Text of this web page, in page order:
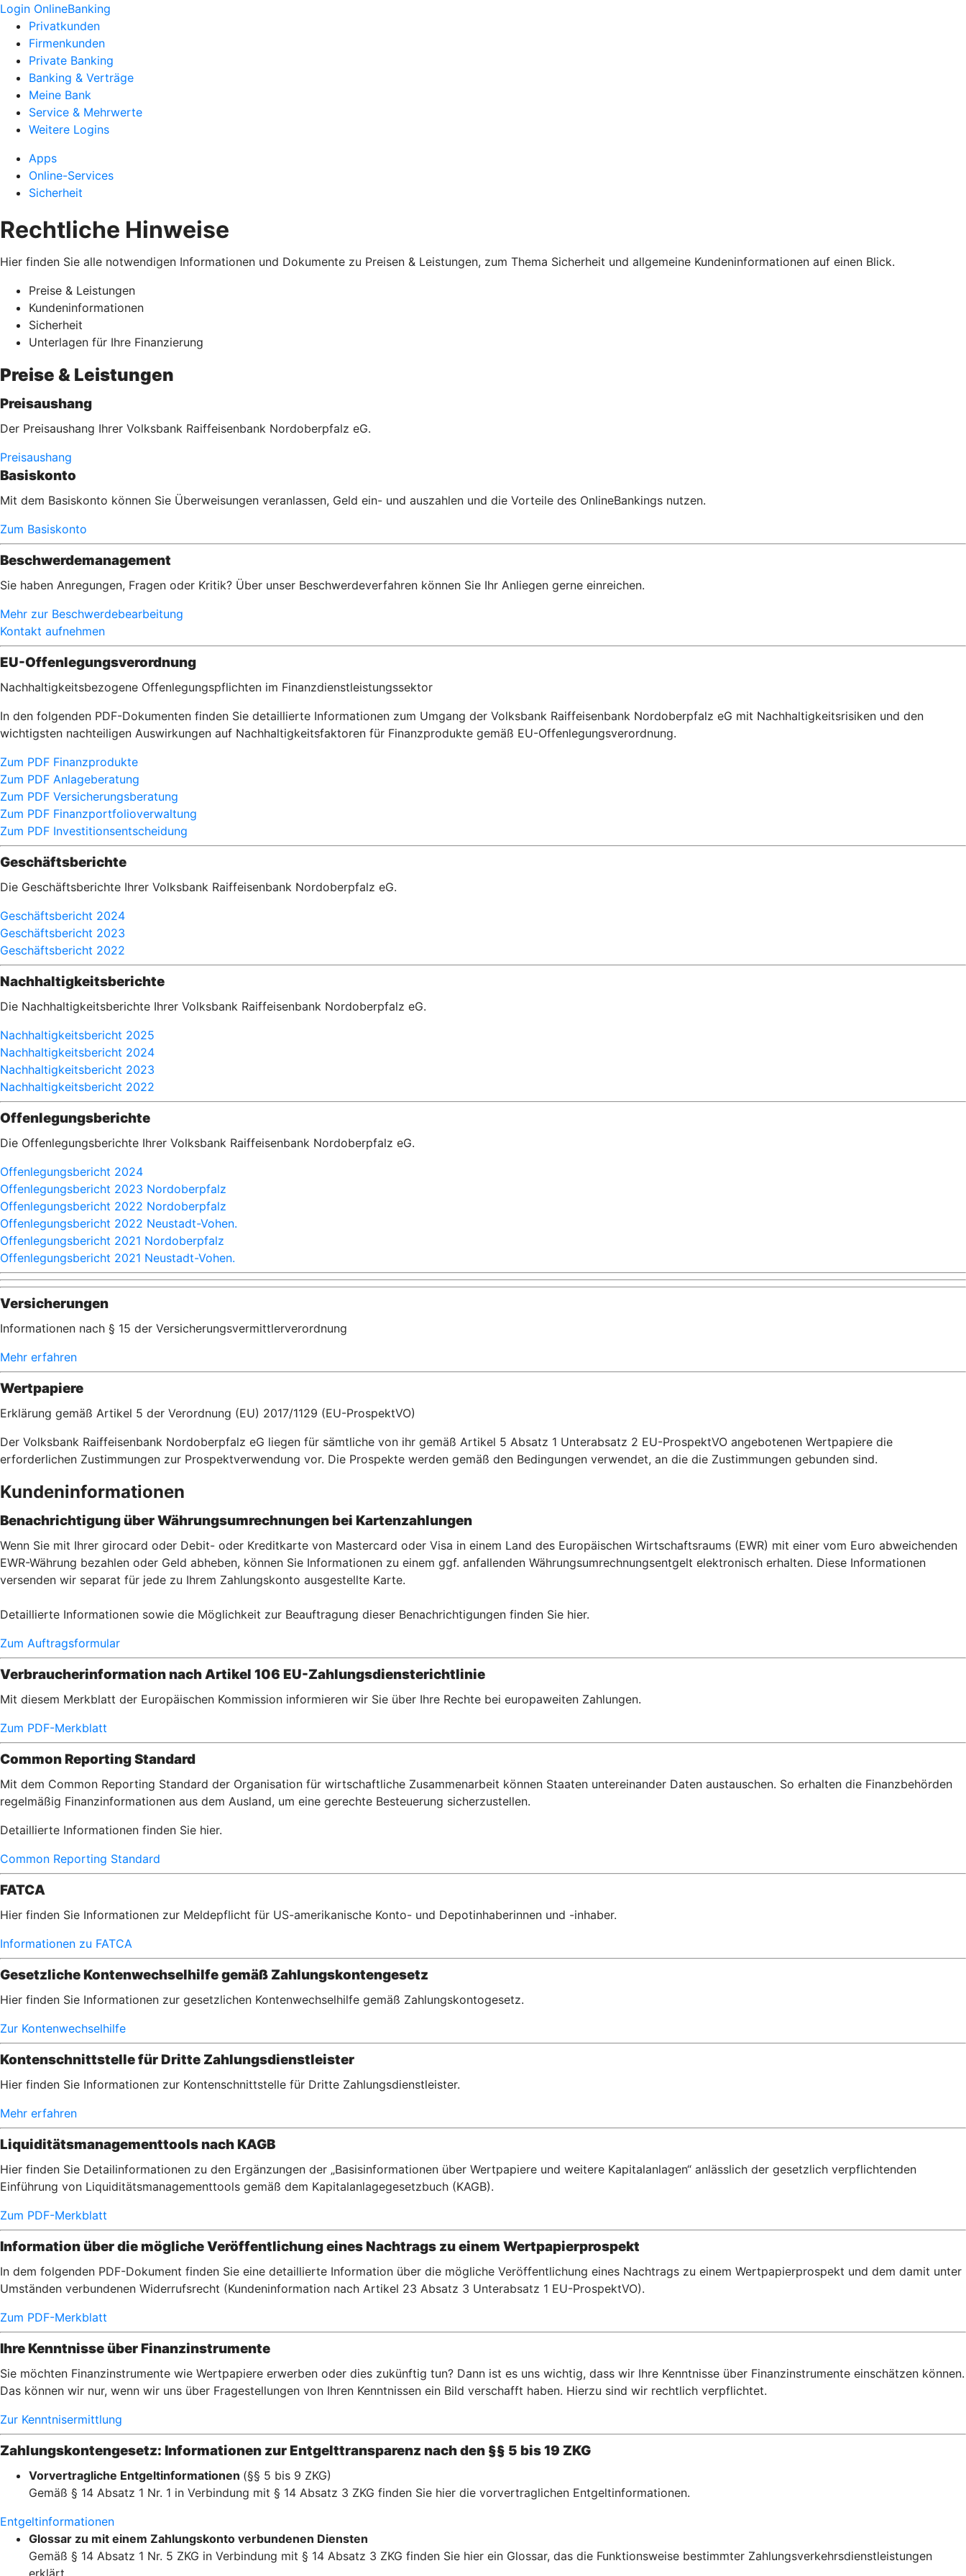
Login OnlineBanking
Privatkunden
Firmenkunden
Private Banking
Banking & Verträge
Meine Bank
Service & Mehrwerte
Weitere Logins
Apps
Online-Services
Sicherheit
Rechtliche Hinweise
Hier finden Sie alle notwendigen Informationen und Dokumente zu Preisen & Leistungen, zum Thema Sicherheit und allgemeine Kundeninformationen auf einen Blick.
Preise & Leistungen
Kundeninformationen
Sicherheit
Unterlagen für Ihre Finanzierung
Preise & Leistungen
Preisaushang
Der Preisaushang Ihrer Volksbank Raiffeisenbank Nordoberpfalz eG.
Preisaushang
Basiskonto
Mit dem Basiskonto können Sie Überweisungen veranlassen, Geld ein- und auszahlen und die Vorteile des OnlineBankings nutzen.
Zum Basiskonto
Beschwerdemanagement
Sie haben Anregungen, Fragen oder Kritik? Über unser Beschwerdeverfahren können Sie Ihr Anliegen gerne einreichen.
Mehr zur Beschwerdebearbeitung
Kontakt aufnehmen
EU-Offenlegungsverordnung
Nachhaltigkeitsbezogene Offenlegungspflichten im Finanzdienstleistungssektor
In den folgenden PDF-Dokumenten finden Sie detaillierte Informationen zum Umgang der Volksbank Raiffeisenbank Nordoberpfalz eG mit Nachhaltigkeitsrisiken und den
wichtigsten nachteiligen Auswirkungen auf Nachhaltigkeitsfaktoren für Finanzprodukte gemäß EU-Offenlegungsverordnung.
Zum PDF Finanzprodukte
Zum PDF Anlageberatung
Zum PDF Versicherungsberatung
Zum PDF Finanzportfolioverwaltung
Zum PDF Investitionsentscheidung
Geschäftsberichte
Die Geschäftsberichte Ihrer Volksbank Raiffeisenbank Nordoberpfalz eG.
Geschäftsbericht 2024
Geschäftsbericht 2023
Geschäftsbericht 2022
Nachhaltigkeitsberichte
Die Nachhaltigkeitsberichte Ihrer Volksbank Raiffeisenbank Nordoberpfalz eG.
Nachhaltigkeitsbericht 2025
Nachhaltigkeitsbericht 2024
Nachhaltigkeitsbericht 2023
Nachhaltigkeitsbericht 2022
Offenlegungsberichte
Die Offenlegungsberichte Ihrer Volksbank Raiffeisenbank Nordoberpfalz eG.
Offenlegungsbericht 2024
Offenlegungsbericht 2023 Nordoberpfalz
Offenlegungsbericht 2022 Nordoberpfalz
Offenlegungsbericht 2022 Neustadt-Vohen.
Offenlegungsbericht 2021 Nordoberpfalz
Offenlegungsbericht 2021 Neustadt-Vohen.
Versicherungen
Informationen nach § 15 der Versicherungsvermittlerverordnung
Mehr erfahren
Wertpapiere
Erklärung gemäß Artikel 5 der Verordnung (EU) 2017/1129 (EU-ProspektVO)
Der Volksbank Raiffeisenbank Nordoberpfalz eG liegen für sämtliche von ihr gemäß Artikel 5 Absatz 1 Unterabsatz 2 EU-ProspektVO angebotenen Wertpapiere die
erforderlichen Zustimmungen zur Prospektverwendung vor. Die Prospekte werden gemäß den Bedingungen verwendet, an die die Zustimmungen gebunden sind.
Kundeninformationen
Benachrichtigung über Währungsumrechnungen bei Kartenzahlungen
Wenn Sie mit Ihrer girocard oder Debit- oder Kreditkarte von Mastercard oder Visa in einem Land des Europäischen Wirtschaftsraums (EWR) mit einer vom Euro abweichenden
EWR-Währung bezahlen oder Geld abheben, können Sie Informationen zu einem ggf. anfallenden Währungsumrechnungsentgelt elektronisch erhalten. Diese Informationen
versenden wir separat für jede zu Ihrem Zahlungskonto ausgestellte Karte.
Detaillierte Informationen sowie die Möglichkeit zur Beauftragung dieser Benachrichtigungen finden Sie hier.
Zum Auftragsformular
Verbraucherinformation nach Artikel 106 EU-Zahlungsdiensterichtlinie
Mit diesem Merkblatt der Europäischen Kommission informieren wir Sie über Ihre Rechte bei europaweiten Zahlungen.
Zum PDF-Merkblatt
Common Reporting Standard
Mit dem Common Reporting Standard der Organisation für wirtschaftliche Zusammenarbeit können Staaten untereinander Daten austauschen. So erhalten die Finanzbehörden
regelmäßig Finanzinformationen aus dem Ausland, um eine gerechte Besteuerung sicherzustellen.
Detaillierte Informationen finden Sie hier.
Common Reporting Standard
FATCA
Hier finden Sie Informationen zur Meldepflicht für US-amerikanische Konto- und Depotinhaberinnen und -inhaber.
Informationen zu FATCA
Gesetzliche Kontenwechselhilfe gemäß Zahlungskontengesetz
Hier finden Sie Informationen zur gesetzlichen Kontenwechselhilfe gemäß Zahlungskontogesetz.
Zur Kontenwechselhilfe
Kontenschnittstelle für Dritte Zahlungsdienstleister
Hier finden Sie Informationen zur Kontenschnittstelle für Dritte Zahlungsdienstleister.
Mehr erfahren
Liquiditätsmanagementtools nach KAGB
Hier finden Sie Detailinformationen zu den Ergänzungen der „Basisinformationen über Wertpapiere und weitere Kapitalanlagen“ anlässlich der gesetzlich verpflichtenden
Einführung von Liquiditätsmanagementtools gemäß dem Kapitalanlagegesetzbuch (KAGB).
Zum PDF-Merkblatt
Information über die mögliche Veröffentlichung eines Nachtrags zu einem Wertpapierprospekt
In dem folgenden PDF-Dokument finden Sie eine detaillierte Information über die mögliche Veröffentlichung eines Nachtrags zu einem Wertpapierprospekt und dem damit unter
Umständen verbundenen Widerrufsrecht (Kundeninformation nach Artikel 23 Absatz 3 Unterabsatz 1 EU-ProspektVO).
Zum PDF-Merkblatt
Ihre Kenntnisse über Finanzinstrumente
Sie möchten Finanzinstrumente wie Wertpapiere erwerben oder dies zukünftig tun? Dann ist es uns wichtig, dass wir Ihre Kenntnisse über Finanzinstrumente einschätzen können.
Das können wir nur, wenn wir uns über Fragestellungen von Ihren Kenntnissen ein Bild verschafft haben. Hierzu sind wir rechtlich verpflichtet.
Zur Kenntnisermittlung
Zahlungskontengesetz: Informationen zur Entgelttransparenz nach den §§ 5 bis 19 ZKG
Vorvertragliche Entgeltinformationen (§§ 5 bis 9 ZKG)
Gemäß § 14 Absatz 1 Nr. 1 in Verbindung mit § 14 Absatz 3 ZKG finden Sie hier die vorvertraglichen Entgeltinformationen.
Entgeltinformationen
Glossar zu mit einem Zahlungskonto verbundenen Diensten
Gemäß § 14 Absatz 1 Nr. 5 ZKG in Verbindung mit § 14 Absatz 3 ZKG finden Sie hier ein Glossar, das die Funktionsweise bestimmter Zahlungsverkehrsdienstleistungen
erklärt.